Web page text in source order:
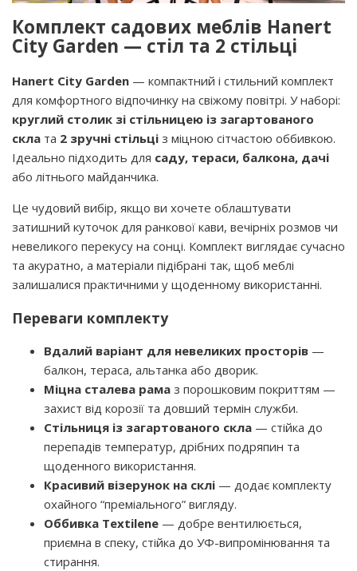
Комплект садових меблів Hanert
City Garden — стіл та 2 стільці
Hanert City Garden — компактний і стильний комплект
для комфортного відпочинку на свіжому повітрі. У наборі:
круглий столик зі стільницею із загартованого
скла та 2 зручні стільці з міцною сітчастою оббивкою.
Ідеально підходить для саду, тераси, балкона, дачі
або літнього майданчика.
Це чудовий вибір, якщо ви хочете облаштувати
затишний куточок для ранкової кави, вечірніх розмов чи
невеликого перекусу на сонці. Комплект виглядає сучасно
та акуратно, а матеріали підібрані так, щоб меблі
залишалися практичними у щоденному використанні.
Переваги комплекту
Вдалий варіант для невеликих просторів —
балкон, тераса, альтанка або дворик.
Міцна сталева рама з порошковим покриттям —
захист від корозії та довший термін служби.
Стільниця із загартованого скла — стійка до
перепадів температур, дрібних подряпин та
щоденного використання.
Красивий візерунок на склі — додає комплекту
охайного “преміального” вигляду.
Оббивка Textilene — добре вентилюється,
приємна в спеку, стійка до УФ-випромінювання та
стирання.